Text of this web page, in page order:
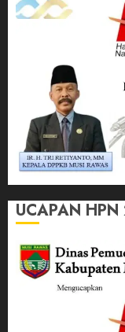
UCAPAN